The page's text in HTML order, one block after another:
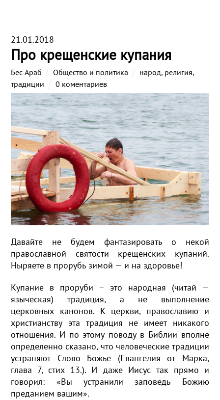
21.01.2018
Про крещенские купания
Бес Араб Общество и политика народ, религия,
традиции
0 коментариев
Давайте не будем фантазировать о некой
православной святости крещенских купаний.
Ныряете в прорубь зимой — и на здоровье!
Купание в проруби – это народная (читай —
языческая) традиция, а не выполнение
церковных канонов. К церкви, православию и
христианству эта традиция не имеет никакого
отношения. И по этому поводу в Библии вполне
определенно сказано, что человеческие традиции
устраняют Слово Божье (Евангелия от Марка,
глава 7, стих 13.). И даже Иисус так прямо и
говорил: «Вы устранили заповедь Божию
преданием вашим».